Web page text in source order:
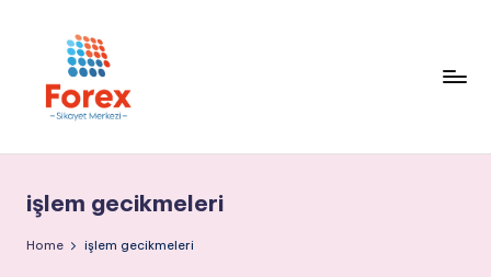
işlem gecikmeleri
Home işlem gecikmeleri